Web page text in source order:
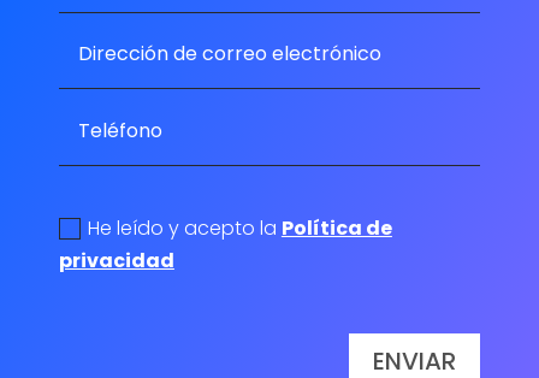
He leído y acepto la Política de
privacidad
ENVIAR